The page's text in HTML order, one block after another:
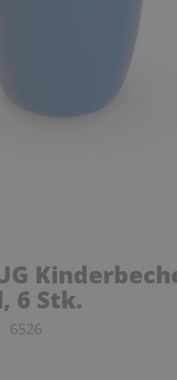
6 Stk.
6526